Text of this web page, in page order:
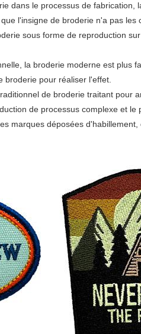
dans le processus de fabrication,
l'insigne de broderie n'a pas
sous forme de reproduction
la broderie moderne est plus
broderie pour réaliser l'effet.
de broderie traitant pour
de processus complexe et
marques déposées d'habillement,